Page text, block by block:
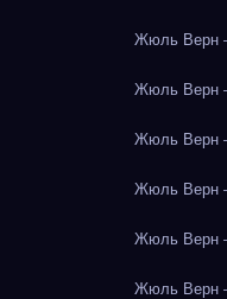
Жюль Верн
Жюль Верн
Жюль Верн
Жюль Верн
Жюль Верн
Жюль Верн